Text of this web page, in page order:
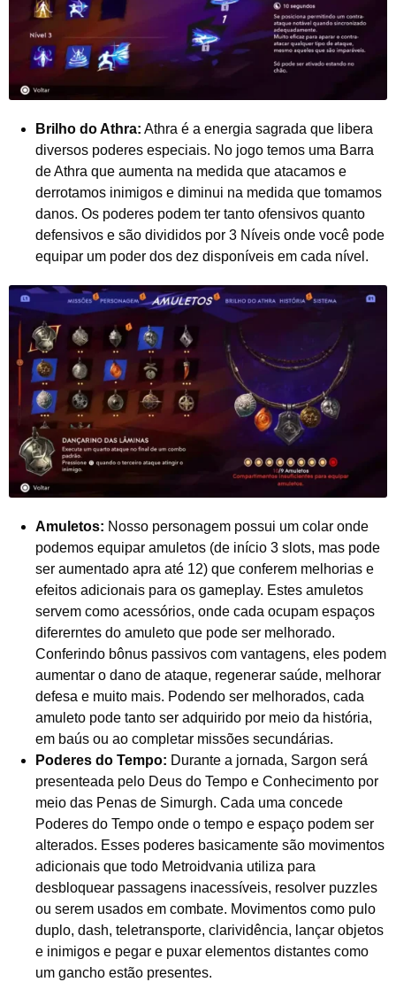
Brilho do Athra: Athra é a energia sagrada que libera
diversos poderes especiais. No jogo temos uma Barra
de Athra que aumenta na medida que atacamos e
derrotamos inimigos e diminui na medida que tomamos
danos. Os poderes podem ter tanto ofensivos quanto
defensivos e são divididos por 3 Níveis onde você pode
equipar um poder dos dez disponíveis em cada nível.
Amuletos: Nosso personagem possui um colar onde
podemos equipar amuletos (de início 3 slots, mas pode
ser aumentado apra até 12) que conferem melhorias e
efeitos adicionais para os gameplay. Estes amuletos
servem como acessórios, onde cada ocupam espaços
difererntes do amuleto que pode ser melhorado.
Conferindo bônus passivos com vantagens, eles podem
aumentar o dano de ataque, regenerar saúde, melhorar
defesa e muito mais. Podendo ser melhorados, cada
amuleto pode tanto ser adquirido por meio da história,
em baús ou ao completar missões secundárias.
Poderes do Tempo: Durante a jornada, Sargon será
presenteada pelo Deus do Tempo e Conhecimento por
meio das Penas de Simurgh. Cada uma concede
Poderes do Tempo onde o tempo e espaço podem ser
alterados. Esses poderes basicamente são movimentos
adicionais que todo Metroidvania utiliza para
desbloquear passagens inacessíveis, resolver puzzles
ou serem usados em combate. Movimentos como pulo
duplo, dash, teletransporte, clarividência, lançar objetos
e inimigos e pegar e puxar elementos distantes como
um gancho estão presentes.